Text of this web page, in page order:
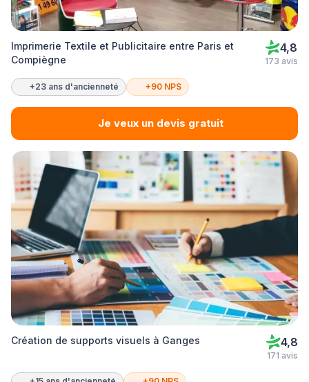
Imprimerie Textile et Publicitaire entre Paris et
Compiègne
4,8
173 avis
+23 ans d'ancienneté +90 NPS
Je veux un devis gratuit
Création de supports visuels à Ganges 4,8
171 avis